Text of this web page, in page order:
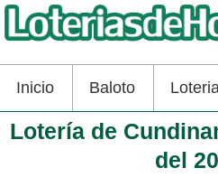
Inicio Baloto
Lotería de
del